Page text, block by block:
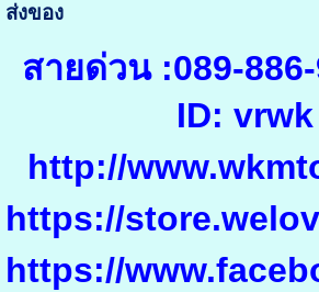
ส่งของ
สายด่วน :089-
ID: vrwk
http://
https://
https://